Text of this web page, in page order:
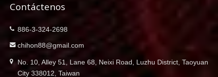
Contáctenos
886-3-324-2698
chihon88@gmail.com
No. 10, Alley 51, Lane 68, Neixi Road, Luzhu District, Taoyuan
City 338012, Taiwan